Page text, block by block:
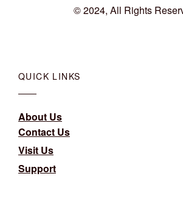
© 2024, All Rights
QUICK LINKS
About Us
Contact Us
Visit Us
Support